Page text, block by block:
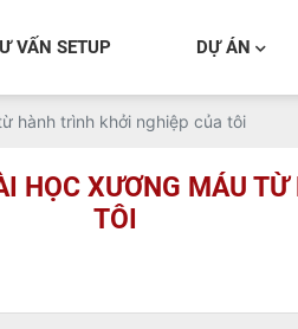
VẤN SETUP DỰ ÁN
hành trình khởi nghiệp của tôi
HỌC XƯƠNG MÁU
TÔI